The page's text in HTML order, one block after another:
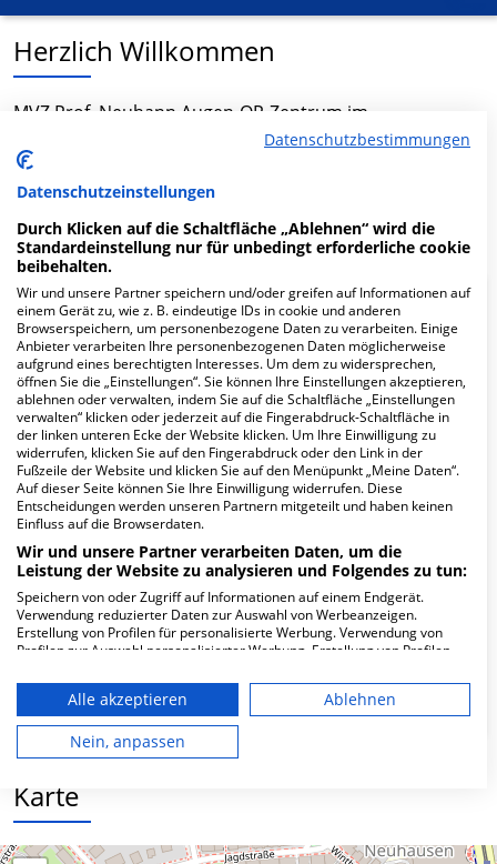
Herzlich Willkommen
MVZ Prof. Neuhann Augen-OP-Zentrum im
Rotkreuzklinikum in der Nymphenburger Str. 163/5 ist
ein medizinisches Versorgungszentrum in München.
Mehr Informationen
FAQ
Hier ﬁnden Sie häuﬁg gestellte Fragen zu dieser Klinik.
Wie lautet die Adresse von MVZ Prof.
Neuhann Augen-OP-Zentrum im
Rotkreuzklinikum?
80634 München
Wie ist die Telefonnummer von MVZ Prof.
Rotkreuzklinikum?
Karte
Datenschutzbestimmungen
Datenschutzeinstellungen
Durch Klicken auf die Schaltfläche „Ablehnen“ wird die
Standardeinstellung nur für unbedingt erforderliche cookie
beibehalten.
Wir und unsere Partner speichern und/oder greifen auf Informationen auf
einem Gerät zu, wie z. B. eindeutige IDs in cookie und anderen
Browserspeichern, um personenbezogene Daten zu verarbeiten. Einige
Anbieter verarbeiten Ihre personenbezogenen Daten möglicherweise
aufgrund eines berechtigten Interesses. Um dem zu widersprechen,
öffnen Sie die „Einstellungen“. Sie können Ihre Einstellungen akzeptieren,
ablehnen oder verwalten, indem Sie auf die Schaltfläche „Einstellungen
verwalten“ klicken oder jederzeit auf die Fingerabdruck-Schaltfläche in
der linken unteren Ecke der Website klicken. Um Ihre Einwilligung zu
widerrufen, klicken Sie auf den Fingerabdruck oder den Link in der
Fußzeile der Website und klicken Sie auf den Menüpunkt „Meine Daten“.
Auf dieser Seite können Sie Ihre Einwilligung widerrufen. Diese
Entscheidungen werden unseren Partnern mitgeteilt und haben keinen
Einfluss auf die Browserdaten.
Wir und unsere Partner verarbeiten Daten, um die
Leistung der Website zu analysieren und Folgendes zu tun:
Speichern von oder Zugriff auf Informationen auf einem Endgerät.
Verwendung reduzierter Daten zur Auswahl von Werbeanzeigen.
Erstellung von Profilen für personalisierte Werbung. Verwendung von
Profilen zur Auswahl personalisierter Werbung. Erstellung von Profilen
personalisierter Inhalte. Messung der Werbeleistung. Messung der
Performance von Inhalten. Analyse von Zielgruppen durch Statistiken
oder Kombinationen von Daten aus verschiedenen Quellen. Entwicklung
und Verbesserung der Angebote. Verwendung reduzierter Daten zur
Auswahl von Inhalten.
die USA gesendet werden.
Ihre Einwilligung und die cookie Richtlinie gelten ausschließlich für diese
Alle akzeptieren
Ablehnen
Nein, anpassen